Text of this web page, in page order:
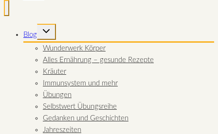
Blog
UNTERMENÜ
Wunderwerk Körper
Alles Ernährung – gesunde Rezepte
Kräuter
Immunsystem und mehr
Übungen
Selbstwert Übungsreihe
Gedanken und Geschichten
Jahreszeiten